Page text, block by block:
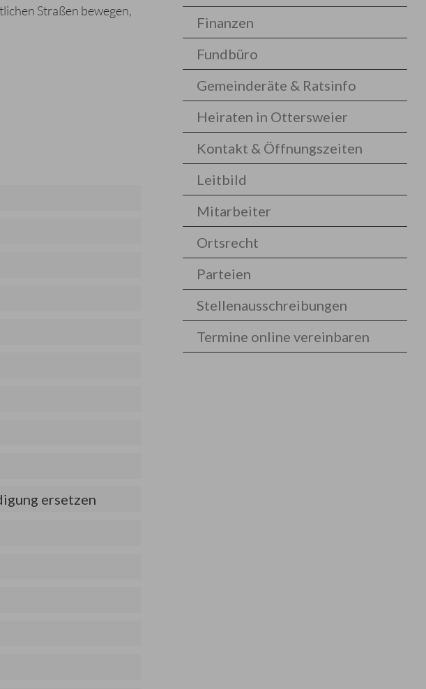
Straßen bewegen,
ersetzen
Finanzen
Fundbüro
Gemeinderäte & Ratsinfo
Heiraten in Ottersweier
Kontakt & Öffnungszeiten
Leitbild
Mitarbeiter
Ortsrecht
Parteien
Stellenausschreibungen
Termine online vereinbaren